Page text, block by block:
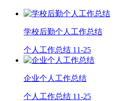
学校后勤个人工作总结
个人工作总结 11-25
企业个人工作总结
个人工作总结 11-25